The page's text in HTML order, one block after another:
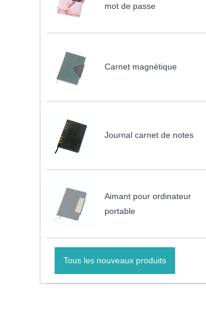
mot de passe
Carnet magnétique
Journal carnet de notes
Aimant pour ordinateur
portable
Tous les nouveaux produits